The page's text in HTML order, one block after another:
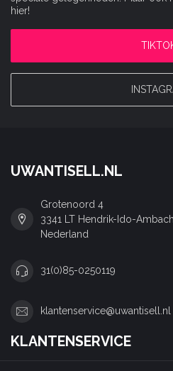
hier!
UWANTISELL.NL
Grotenoord 4
3341 LT Hendrik-Ido-
Nederland
31(0)85-0250119
klantenservice@uwantisell.nl
KLANTENSERVICE